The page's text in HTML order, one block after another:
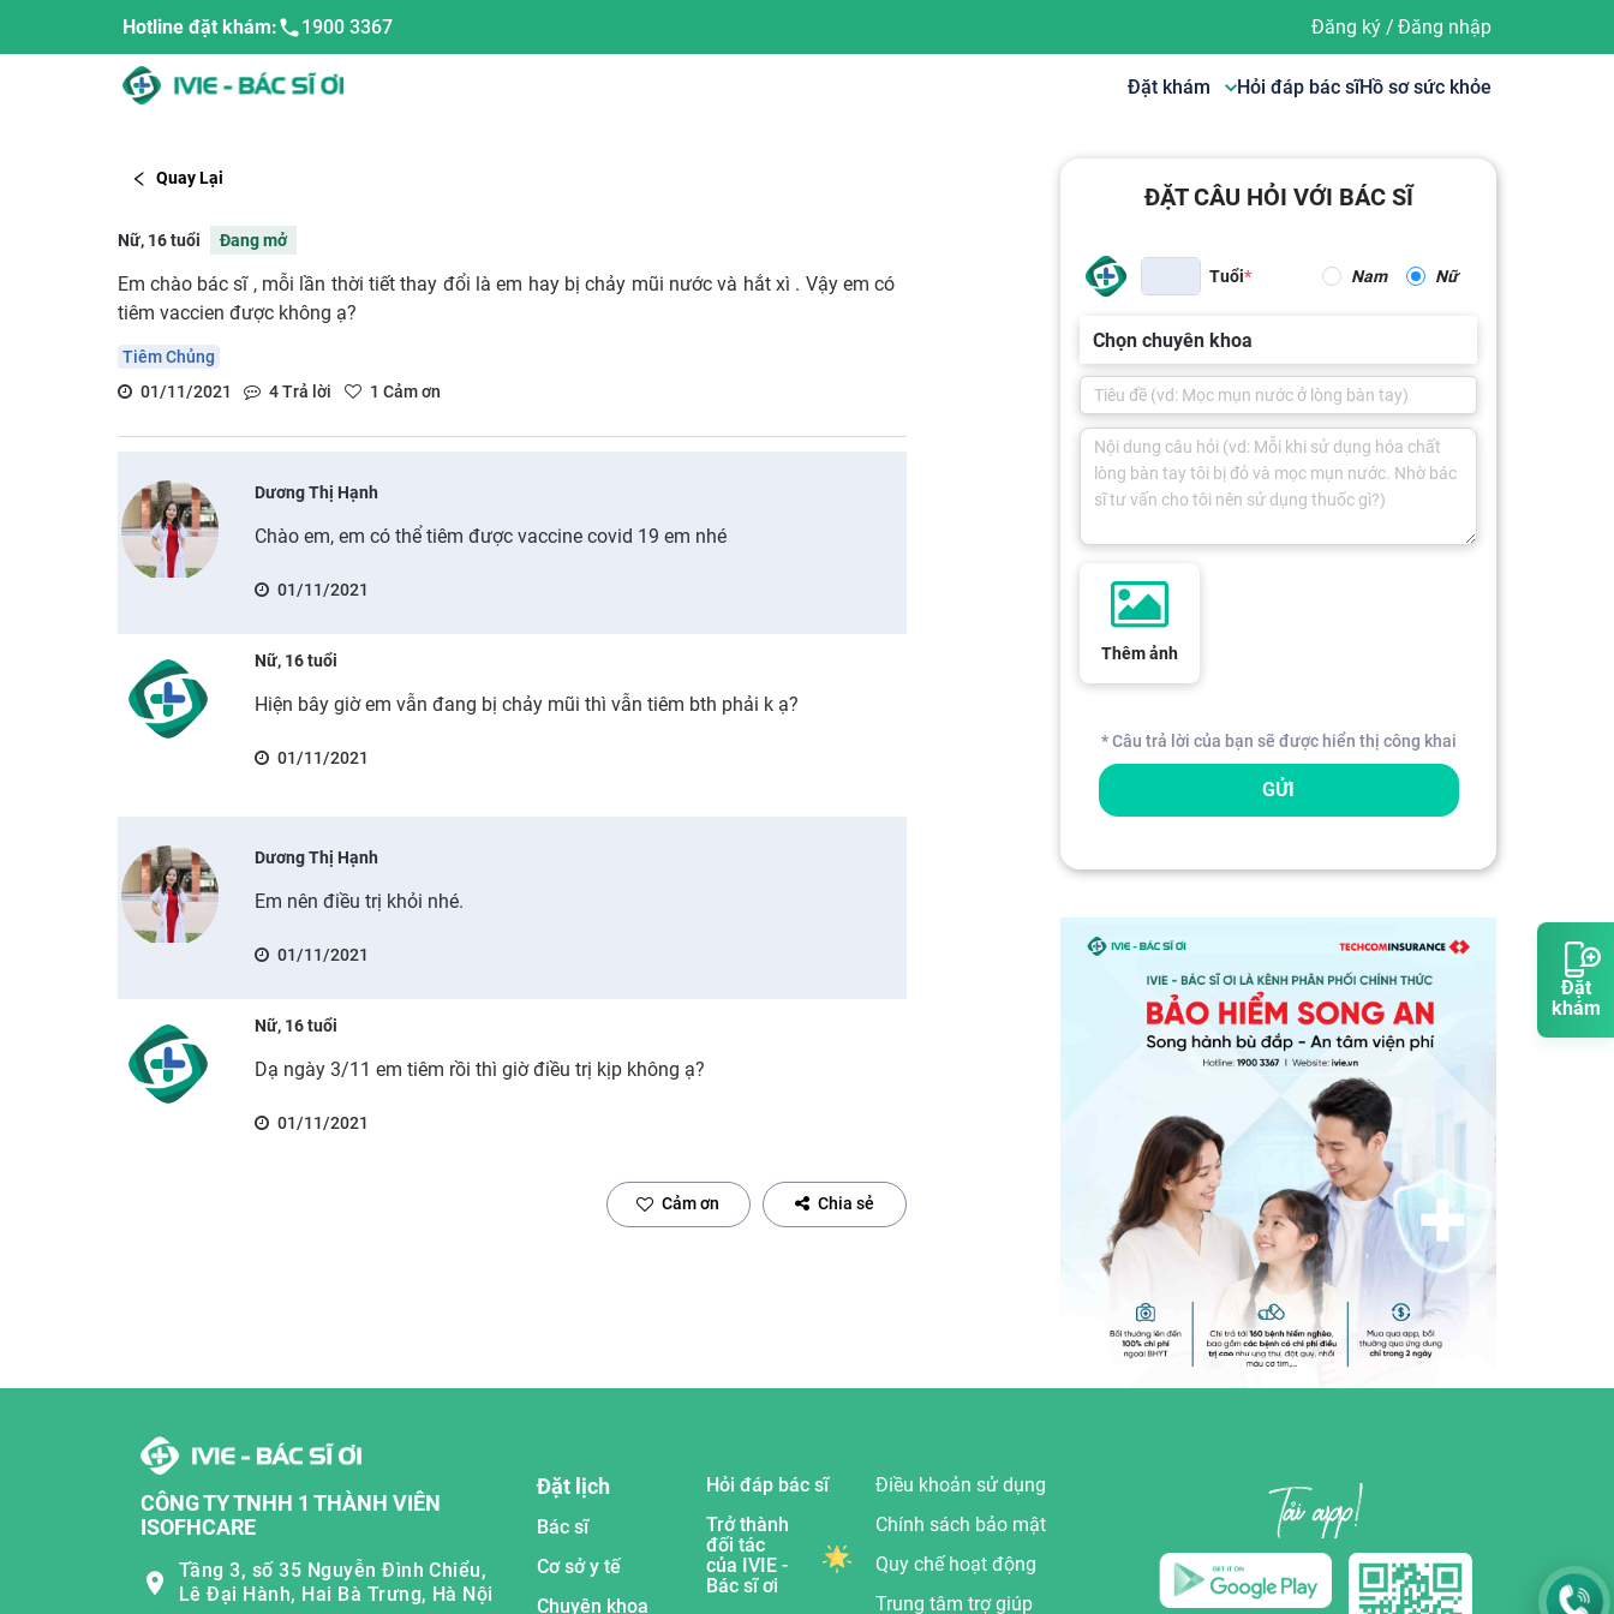
Đặt
khám
Hotline đặt khám: 1900 3367 Đăng ký/ Đăng nhập
Đặt khám Hỏi đáp bác sĩHồ sơ sức khỏe
Quay Lại
Nữ, 16 tuổi Đang mở
Em chào bác sĩ , mỗi lần thời tiết thay đổi là em hay bị chảy mũi nước và hắt xì . Vậy em có
tiêm vaccien được không ạ?
Tiêm Chủng
01/11/2021
4Trả lời 1 Cảm ơn
Dương Thị Hạnh
Chào em, em có thể tiêm được vaccine covid 19 em nhé
01/11/2021
Nữ, 16 tuổi
Hiện bây giờ em vẫn đang bị chảy mũi thì vẫn tiêm bth phải k ạ?
01/11/2021
Dương Thị Hạnh
Em nên điều trị khỏi nhé.
01/11/2021
Nữ, 16 tuổi
Dạ ngày 3/11 em tiêm rồi thì giờ điều trị kịp không ạ?
01/11/2021
Cảm ơn Chia sẻ
ĐẶT CÂU HỎI VỚI BÁC SĨ
Tuổi Nam Nữ
Chọn chuyên khoa
Thêm ảnh
* Câu trả lời của bạn sẽ được hiển thị công khai
GỬI
CÔNG TY TNHH 1 THÀNH VIÊN
ISOFHCARE
Tầng 3, số 35 Nguyễn Đình Chiểu,
Lê Đại Hành, Hai Bà Trưng, Hà Nội
Đặt lịch
Bác sĩ
Cơ sở y tế
Chuyên khoa
Hỏi đáp bác sĩ
Trở thành
đối tác
của IVIE -
Bác sĩ ơi
Điều khoản sử dụng
Chính sách bảo mật
Quy chế hoạt động
Trung tâm trợ giúp